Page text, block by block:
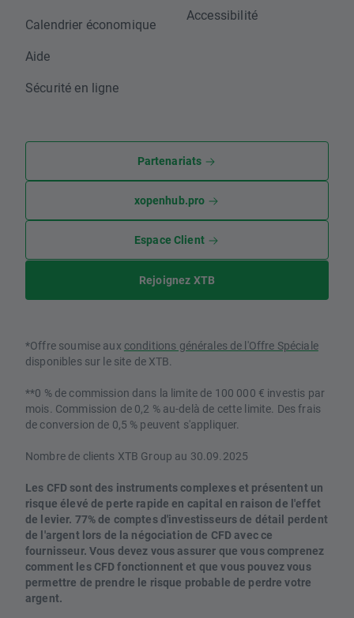
Calendrier économique
Aide
Sécurité en ligne
Accessibilité
Partenariats
xopenhub.pro
Espace Client
Rejoignez XTB
*Offre soumise aux conditions générales de l'Offre Spéciale
disponibles sur le site de XTB.
**0 % de commission dans la limite de 100 000 € investis par
mois. Commission de 0,2 % au-delà de cette limite. Des frais
de conversion de 0,5 % peuvent s'appliquer.
Nombre de clients XTB Group au 30.09.2025
Les CFD sont des instruments complexes et présentent un
risque élevé de perte rapide en capital en raison de l'effet
de levier. 77% de comptes d'investisseurs de détail perdent
de l'argent lors de la négociation de CFD avec ce
fournisseur. Vous devez vous assurer que vous comprenez
comment les CFD fonctionnent et que vous pouvez vous
permettre de prendre le risque probable de perdre votre
argent.